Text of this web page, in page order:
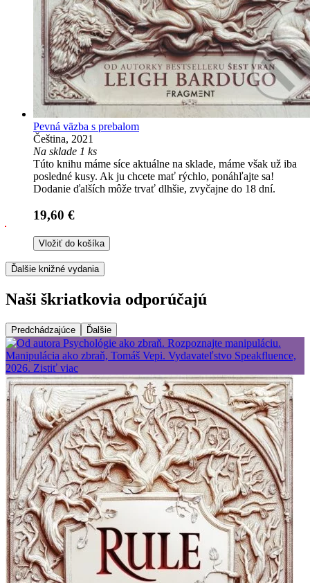
Pevná väzba s prebalom
Čeština, 2021
Na sklade 1 ks
Túto knihu máme síce aktuálne na sklade, máme však už iba
posledné kusy. Ak ju chcete mať rýchlo, ponáhľajte sa!
Dodanie ďalších môže trvať dlhšie, zvyčajne do 18 dní.
19,60 €
Vložiť do košíka
Ďalšie knižné vydania
Naši škriatkovia odporúčajú
Predchádzajúce Ďalšie